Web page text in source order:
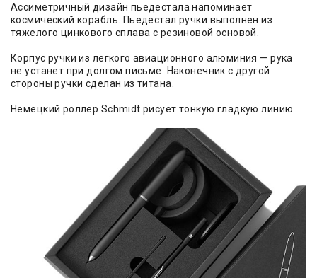
Ассиметричный дизайн пьедестала напоминает
космический корабль. Пьедестал ручки выполнен из
тяжелого цинкового сплава с резиновой основой.
Корпус ручки из легкого авиационного алюминия — рука
не устанет при долгом письме. Наконечник с другой
стороны ручки сделан из титана.
Немецкий роллер Schmidt рисует тонкую гладкую линию.